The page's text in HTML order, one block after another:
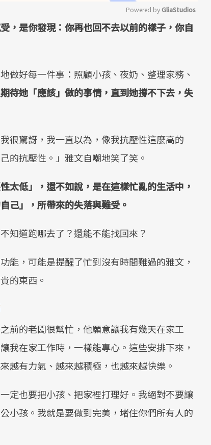
Powered by GliaStudios
，是你發現：你再也回不去以前的樣子，你自
做好每一件事：照顧小孩、夜奶、整理家務、
待她「應該」做的事情，直到她撐不下去，失
很驚訝，我一直以為，像我抗壓性這麼高的
的抗壓性。」雅文自嘲地笑了笑。
太低」，還不如說，是在這樣忙亂的生活中，
己」，所帶來的失落與難受。
知道跑哪去了？還能不能找回來？
能，可能是提醒了忙到沒有時間難過的雅文，
的東西。
前的老闆很幫忙，他願意讓我有幾天在家工
我在家工作時，一樣能專心。這些安排下來，
越有力氣、越來越積極，也越來越快樂。
定也要把小孩、把家裡打理好。我絕對不要讓
小孩。我就是要做到完美，堵住你們所有人的